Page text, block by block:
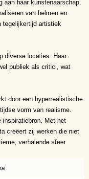
aan haar kunstenaarschap.
van helmen en
tegelijkertijd artistiek
diverse locaties. Haar
publiek als critici, wat
door een hyperrealistische
vorm van realisme.
inspiratiebron. Met het
creëert zij werken die niet
verhalende sfeer